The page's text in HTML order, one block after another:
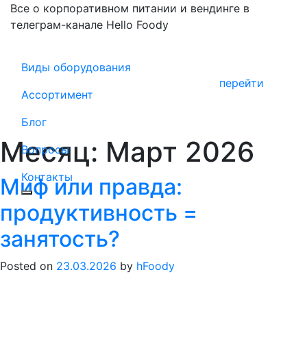
Все о корпоративном питании и вендинге в
телеграм-канале Hello Foody
перейти
Виды оборудования
Ассортимент
Блог
Вопросы
Контакты
Месяц: Март 2026
Миф или правда:
продуктивность =
занятость?
Posted on 23.03.2026 by hFoody